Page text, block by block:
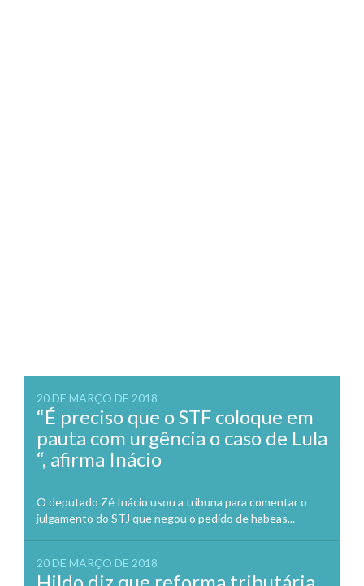
20 DE MARÇO DE 2018
“É preciso que o STF coloque em
pauta com urgência o caso de Lula
“, afirma Inácio
O deputado Zé Inácio usou a tribuna para comentar o
julgamento do STJ que negou o pedido de habeas...
20 DE MARÇO DE 2018